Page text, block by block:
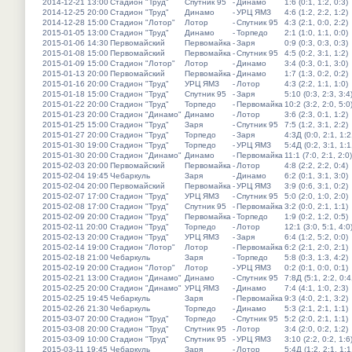
2014-12-21 13:00Стадион "Труд" Спутник 95 - Динамо
1:6 (0:1, 1:2, 0:3)
2014-12-25 20:00Стадион "Труд" Динамо -УРЦ ЯМЗ
4:6 (1:2, 2:2, 1:2)
2014-12-28 15:00Стадион "Лотор" Лотор -Спутник 95
4:3 (2:1, 0:0, 2:2)
2015-01-05 13:00Стадион "Труд" Динамо -Торпедо
2:1 (1:0, 1:1, 0:0)
2015-01-06 14:30Первомайский Первомайка -Заря
0:9 (0:3, 0:3, 0:3)
2015-01-08 15:00Первомайский Первомайка -Спутник 95
4:5 (0:2, 3:1, 1:2)
2015-01-09 15:00Стадион "Лотор" Лотор - Динамо
3:4 (0:3, 0:1, 3:0)
2015-01-13 20:00Первомайский Первомайка - Динамо
1:7 (1:3, 0:2, 0:2)
2015-01-16 20:00Стадион "Труд" УРЦ ЯМЗ - Лотор
4:3 (2:2, 1:1, 1:0)
2015-01-18 15:00Стадион "Труд" Спутник 95 -Заря
5:10 (0:3, 2:3, 3:4)
2015-01-22 20:00Стадион "Труд" Торпедо -Первомайка 10:2 (3:2, 2:0, 5:0)
2015-01-23 20:00Стадион "Динамо" Динамо - Лотор
3:6 (2:3, 0:1, 1:2)
2015-01-25 15:00Стадион "Труд" Заря -Спутник 95
7:5 (1:2, 3:1, 2:2)
2015-01-27 20:00Стадион "Труд" Торпедо -Заря
4:3Д (0:0, 2:1,
2015-01-30 19:00Стадион "Труд" Торпедо -УРЦ ЯМЗ
5:4Д (0:2, 3:1,
2015-01-30 20:00Стадион "Динамо" Динамо -Первомайка 11:1 (7:0, 2:1, 2:0)
2015-02-03 20:00Первомайский Первомайка - Лотор
4:8 (2:2, 2:2, 0:4)
2015-02-04 19:45 Чебаркуль Заря - Динамо
6:2 (0:1, 3:1, 3:0)
2015-02-04 20:00Первомайский Первомайка -УРЦ ЯМЗ
3:9 (0:6, 3:1, 0:2)
2015-02-07 17:00Стадион "Труд" УРЦ ЯМЗ -Спутник 95
5:0 (2:0, 1:0, 2:0)
2015-02-08 17:00Стадион "Труд" Спутник 95 -Первомайка 3:2 (0:0, 2:1, 1:1)
2015-02-09 20:00Стадион "Труд" Первомайка -Торпедо
1:9 (0:2, 1:2, 0:5)
2015-02-11 20:00 Стадион "Труд" Торпедо - Лотор
12:1 (3:0, 5:1, 4:0)
2015-02-13 20:00Стадион "Труд" УРЦ ЯМЗ -Заря
6:4 (1:2, 5:2, 0:0)
2015-02-14 19:00Стадион "Лотор" Лотор -Первомайка 6:2 (2:1, 2:0, 2:1)
2015-02-18 21:00Чебаркуль Заря -Торпедо
5:8 (0:3, 1:3, 4:2)
2015-02-19 20:00Стадион "Лотор" Лотор -УРЦ ЯМЗ
0:2 (0:1, 0:0, 0:1)
2015-02-21 13:00Стадион "Динамо" Динамо -Спутник 95
7:8Д (5:1, 2:2,
2015-02-25 20:00Стадион "Динамо" УРЦ ЯМЗ - Динамо
7:4 (4:1, 1:0, 2:3)
2015-02-25 19:45 Чебаркуль Заря -Первомайка 9:3 (4:0, 2:1, 3:2)
2015-02-26 21:30Чебаркуль Торпедо - Динамо
5:3 (2:1, 2:1, 1:1)
2015-03-07 20:00Стадион "Труд" Торпедо -Спутник 95
5:2 (2:0, 2:1, 1:1)
2015-03-08 20:00Стадион "Труд" Спутник 95 - Лотор
3:4 (2:0, 0:2, 1:2)
2015-03-09 10:00Стадион "Труд" Спутник 95 -УРЦ ЯМЗ
3:10 (2:2, 0:2, 1:6)
2015-03-11 19:45 Чебаркуль Заря - Лотор 5:4Д (1:2, 2:1,